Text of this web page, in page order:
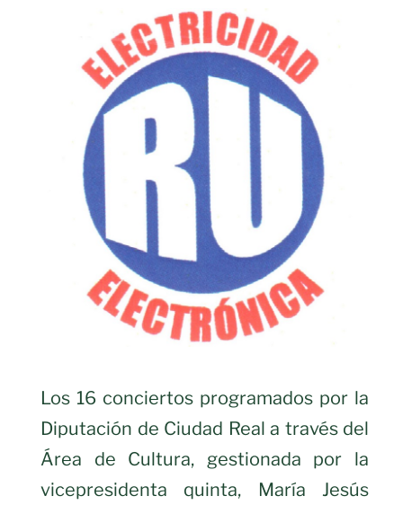
Los 16 conciertos programados por la
Diputación de Ciudad Real a través del
Área de Cultura, gestionada por la
vicepresidenta quinta, María Jesús